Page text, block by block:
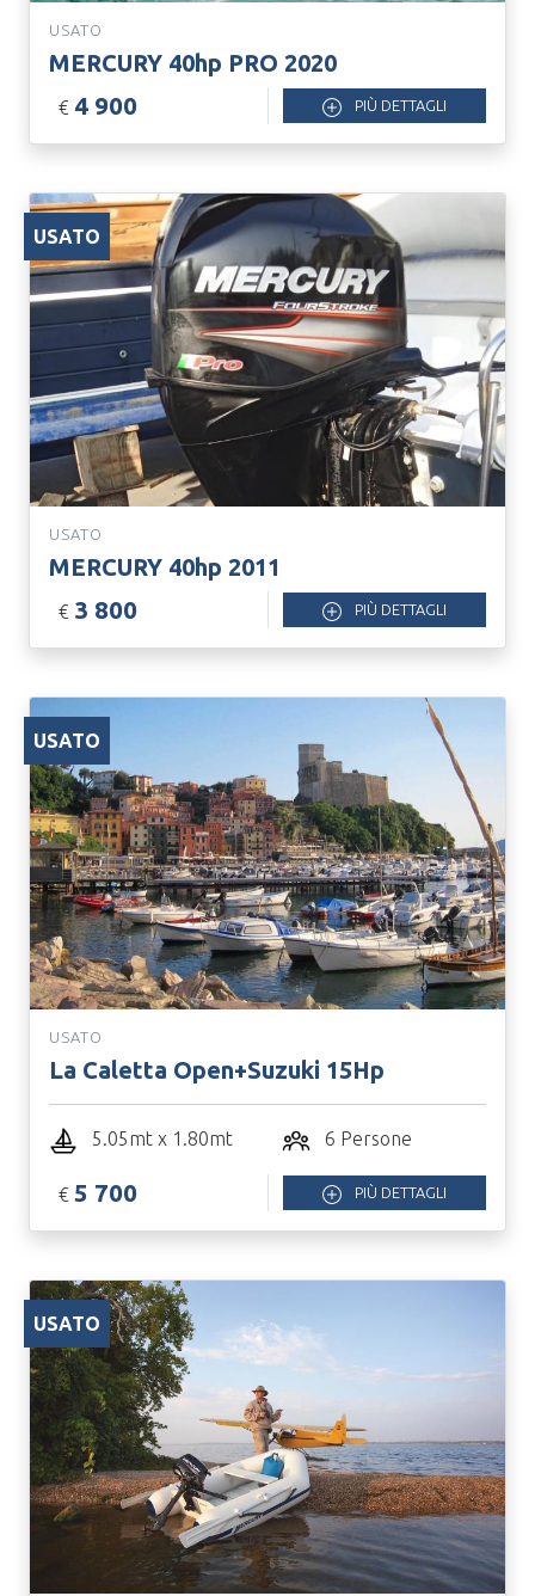
USATO
MERCURY 40hp PRO 2020
€ 4 900 PIÙ DETTAGLI
USATO
USATO
MERCURY 40hp 2011
€ 3 800 PIÙ DETTAGLI
USATO
USATO
La Caletta Open+Suzuki 15Hp
5.05mt x 1.80mt 6 Persone
€ 5 700 PIÙ DETTAGLI
USATO